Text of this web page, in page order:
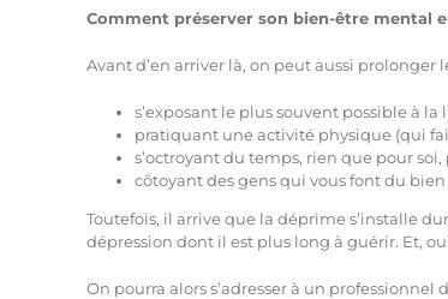
Comment préserver son bien-être mental
Avant d’en arriver là, on peut aussi prolonger
s’exposant le plus souvent possible à
pratiquant une activité physique (qui
s’octroyant du temps, rien que pour
côtoyant des gens qui vous font du bien
Toutefois, il arrive que la déprime s’installe
dépression dont il est plus long à guérir. Et,
On pourra alors s’adresser à un